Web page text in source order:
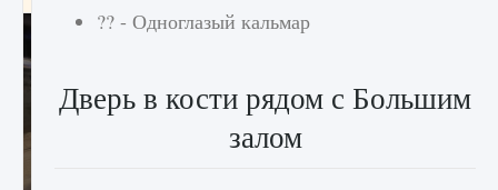
?? - Одноглазый кальмар
Дверь в кости рядом с Большим
залом